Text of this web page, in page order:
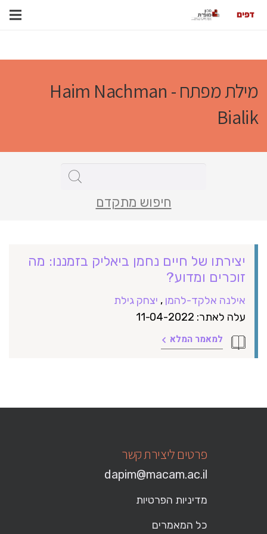
מילת מפתח - Haim Nachman
Bialik
חיפוש מתקדם
יצירתו של חיים נחמן ביאליק בזמננו: מה
זוכרים ומדוע?
אילנה אלקד-להמן , יצחק גילת
עלה לאתר: 11-04-2022
למאמר המלא
פרטים ליצירת קשר
dapim@macam.ac.il
מדיניות הפרטיות
כל המאמרים